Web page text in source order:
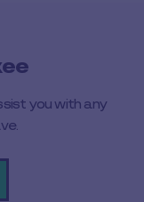
you with any